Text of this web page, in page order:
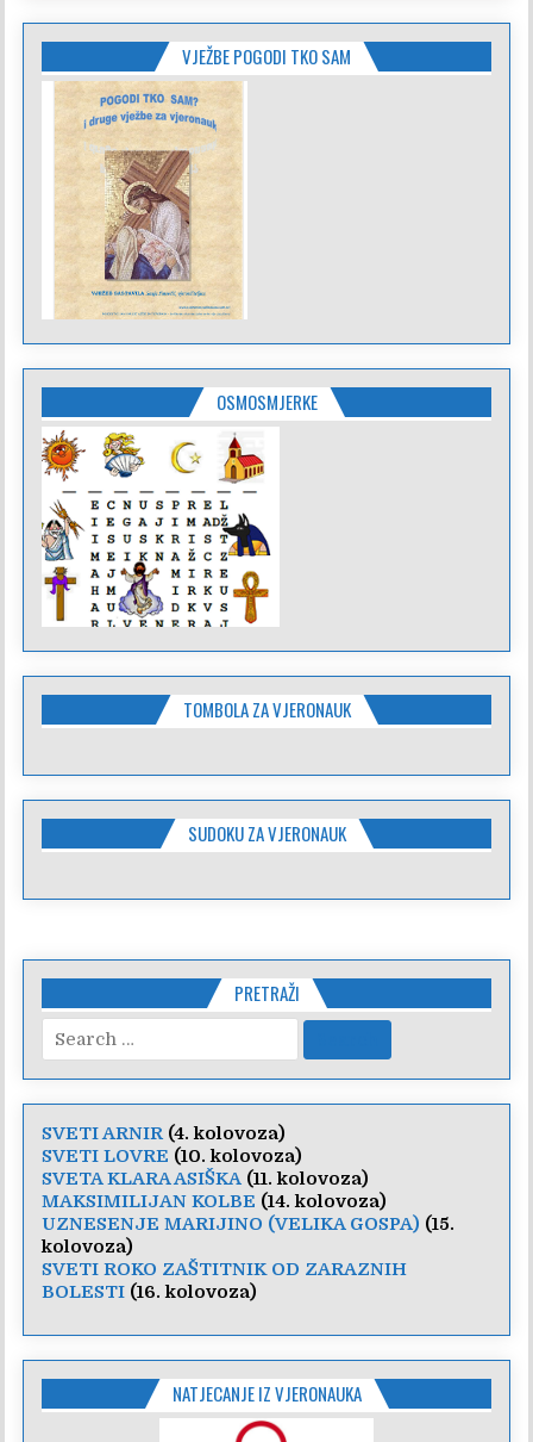
VJEŽBE POGODI TKO SAM
OSMOSMJERKE
TOMBOLA ZA VJERONAUK
SUDOKU ZA VJERONAUK
PRETRAŽI
Search
for:
SVETI ARNIR(4. kolovoza)
SVETI LOVRE (10. kolovoza)
SVETA KLARA ASIŠKA (11. kolovoza)
MAKSIMILIJAN KOLBE (14. kolovoza)
UZNESENJE MARIJINO (VELIKA GOSPA) (15.
kolovoza)
SVETI ROKO ZAŠTITNIK OD ZARAZNIH
BOLESTI (16. kolovoza)
NATJECANJE IZ VJERONAUKA